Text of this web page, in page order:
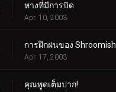
หางที่มีการบิด
Apr. 10, 2003
การฝึกฝนของ Shroomish
Apr. 17, 2003
คุณพูดเต็มปาก!